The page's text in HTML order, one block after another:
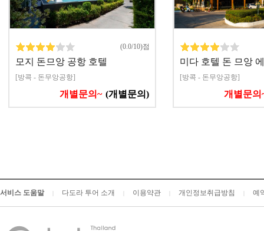
(0.0/10)점
모지 돈므앙 공항 호텔
[방콕 - 돈무앙공항]
개별문의~ (개별문의)
미다 호텔 돈 므앙
[방콕 - 돈무앙공항]
개별문의
서비스 도움말 다도라 투어 소개 이용약관 개인정보취급방침 예